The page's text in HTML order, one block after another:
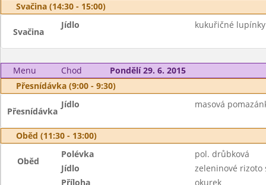
Svačina (14:30 - 15:00)
Svačina
Jídlo kukuřičné
Menu Chod
Pondělí 29. 6. 2015
Přesnídávka (9:00 - 9:30)
Přesnídávka
Jídlo masová
Oběd (11:30 - 13:00)
Oběd
Polévka
pol. drůbková
Jídlo
zeleninové rizoto
Příloha
okurek